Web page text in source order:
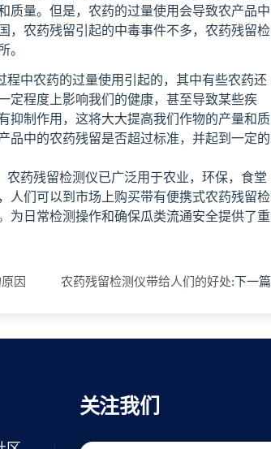
质量。但是，农药的过量使用会导致农产品中
，农药残留引起的中毒事件不多，农药残留检
。
中农药的过量使用引起的，其中有些农药还
定程度上影响我们的健康，甚至导致某些疾
抑制作用，这将大大提高我们作物的产量和质
品中的农药残留是否超过标准，并起到一定的
药残留检测仪已广泛用于农业，环保，食堂
人们可以到市场上购买带有便携式农药残留检
为日常检测操作和确保瓜类流通安全提供了重
因
农药残留检测仪带给人们的好处:下一篇
关注我们